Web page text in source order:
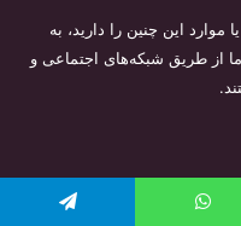
موارد این چنین را دارید، به
از طریق شبکه‌های اجتماعی و